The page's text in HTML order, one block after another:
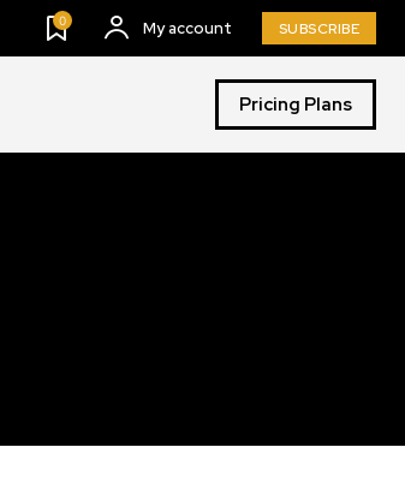
0 My account SUBSCRIBE
Pricing Plans